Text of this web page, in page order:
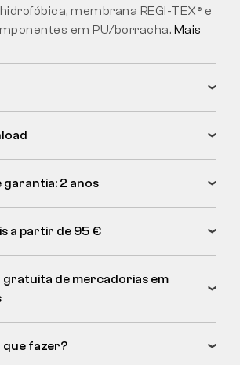
membrana REGI-TEX® e
em PU/borracha. Mais
garantia: 2 anos
a partir de 95 €
gratuita de mercadorias em
que fazer?